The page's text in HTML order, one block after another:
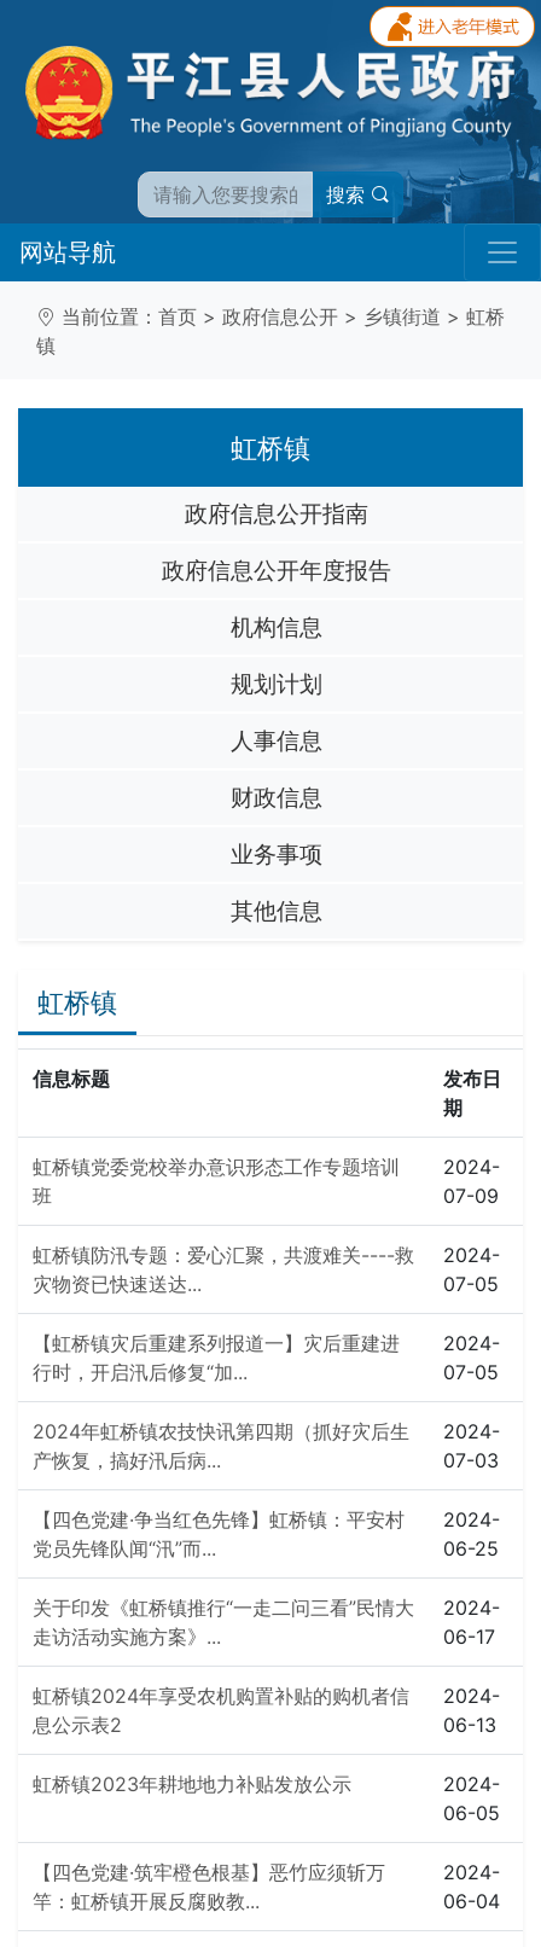
搜索
网站导航
当前位置： 首页 > 政府信息公开 > 乡镇街道 > 虹桥
镇
虹桥镇
政府信息公开指南
政府信息公开年度报告
机构信息
规划计划
人事信息
财政信息
业务事项
其他信息
虹桥镇
信息标题
发布日
期
虹桥镇党委党校举办意识形态工作专题培训
班
2024-
07-09
虹桥镇防汛专题：爱心汇聚，共渡难关----救
灾物资已快速送达...
2024-
07-05
【虹桥镇灾后重建系列报道一】灾后重建进
行时，开启汛后修复“加...
2024-
07-05
2024年虹桥镇农技快讯第四期（抓好灾后生
产恢复，搞好汛后病...
2024-
07-03
【四色党建·争当红色先锋】虹桥镇：平安村
党员先锋队闻“汛”而...
2024-
06-25
关于印发《虹桥镇推行“一走二问三看”民情大
走访活动实施方案》...
2024-
06-17
虹桥镇2024年享受农机购置补贴的购机者信
息公示表2
2024-
06-13
虹桥镇2023年耕地地力补贴发放公示
2024-
06-05
【四色党建·筑牢橙色根基】恶竹应须斩万
竿：虹桥镇开展反腐败教...
2024-
06-04